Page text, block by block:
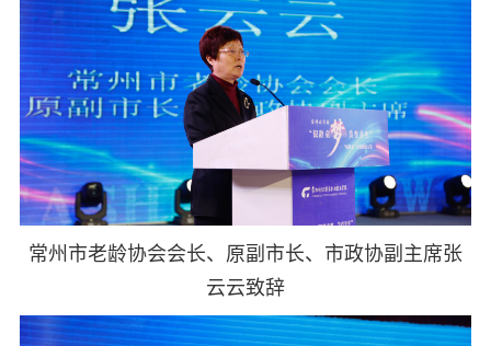
常州市老龄协会会长、原副市长、市政协副主席张
云云致辞